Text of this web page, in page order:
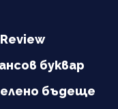
Review
буквар
бъдеще